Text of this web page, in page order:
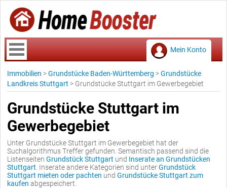
Mein Konto
Immobilien >Grundstücke Baden-Württemberg >Grundstücke
Landkreis Stuttgart > Grundstücke Stuttgart im Gewerbegebiet
Grundstücke Stuttgart im
Gewerbegebiet
Unter Grundstücke Stuttgart im Gewerbegebiet hat der
Suchalgorithmus Treffer gefunden. Semantisch passend sind die
Listenseiten Grundstück Stuttgart und Inserate an Grundstücken
Stuttgart . Inserate andere Kategorien sind unterGrundstück
Stuttgart mieten oder pachten und Grundstücke Stuttgart zum
kaufen abgespeichert.